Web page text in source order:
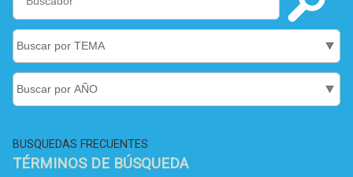
BUSQUEDAS FRECUENTES
TÉRMINOS DE BÚSQUEDA